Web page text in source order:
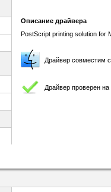
Описание драйвера
PostScript printing solution for
Драйвер совместим
Драйвер проверен на